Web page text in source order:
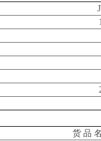
货 品